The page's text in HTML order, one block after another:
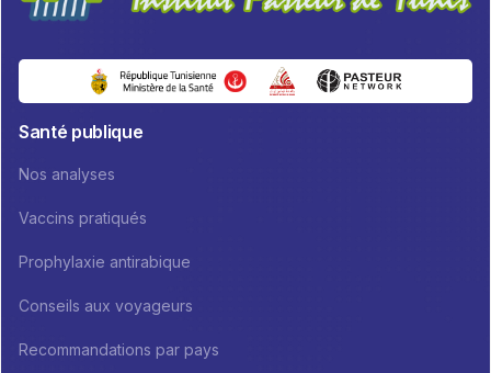
Santé publique
Nos analyses
Vaccins pratiqués
Prophylaxie antirabique
Conseils aux voyageurs
Recommandations par pays